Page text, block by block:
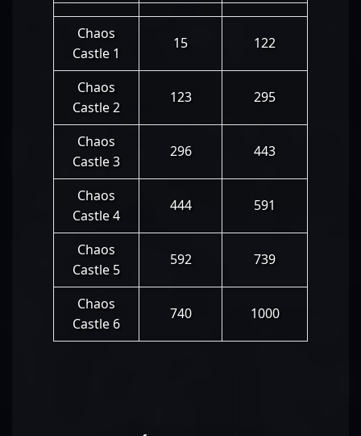
Chaos
Castle 1
15 122
Chaos
Castle 2
123 295
Chaos
Castle 3
296 443
Chaos
Castle 4
444 591
Chaos
Castle 5
592 739
Chaos
Castle 6
740 1000